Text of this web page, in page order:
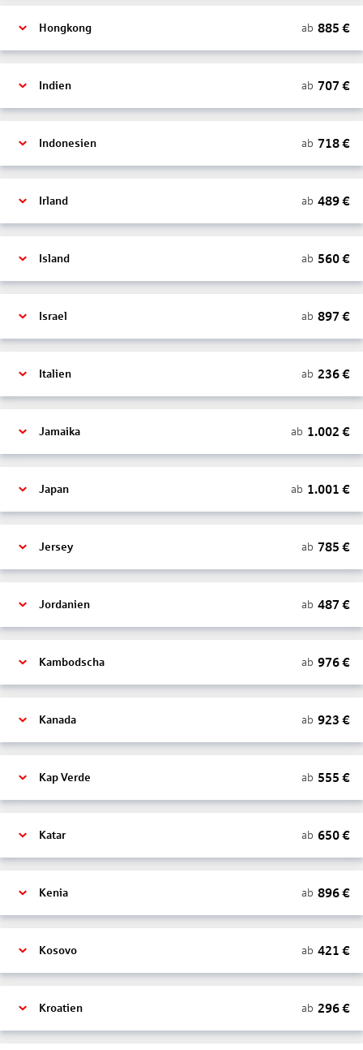
Hongkong ab 885 €
Indien ab 707 €
Indonesien ab 718€
Irland ab 489€
Island ab 560€
Israel ab 897 €
Italien ab 236€
Jamaika ab 1.002 €
Japan ab 1.001 €
Jersey ab 785 €
Jordanien ab 487 €
Kambodscha ab 976€
Kanada ab 923 €
Kap Verde ab 555 €
Katar ab 650€
Kenia ab 896€
Kosovo ab 421 €
Kroatien ab 296€